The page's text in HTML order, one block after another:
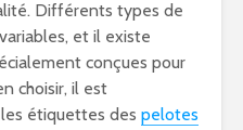
Différents types de
et il existe
conçues pour
choisir, il est
étiquettes des pelotes